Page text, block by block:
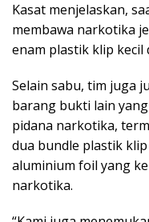
Kasat menjelaskan,
membawa narkotika
enam plastik klip
Selain sabu, tim juga
barang bukti lain
pidana narkotika,
dua bundle plastik
aluminium foil yang
narkotika.